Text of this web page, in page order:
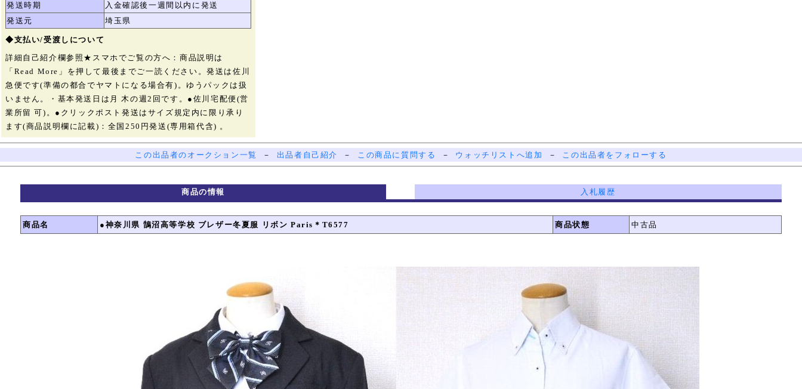
発送時期
入金確認後一週間以内に発送
発送元
埼玉県
◆支払い/受渡しについて
詳細自己紹介欄参照★スマホでご覧の方へ：商品説明は
「Read More」を押して最後までご一読ください。発送は佐川
急便です(準備の都合でヤマトになる場合有)。ゆうパックは扱
いません。・基本発送日は月 木の週2回です。●佐川宅配便(営
業所留 可)。●クリックポスト発送はサイズ規定内に限り承り
ます(商品説明欄に記載)：全国250円発送(専用箱代含) 。
この出品者のオークション一覧 － 出品者自己紹介 － この商品に質問する － ウォッチリストへ追加 － この出品者をフォローする
商品の情報 入札履歴
商品名 ●神奈川県 鵠沼高等学校 ブレザー冬夏服 リボン Paris＊T6577 商品状態 中古品